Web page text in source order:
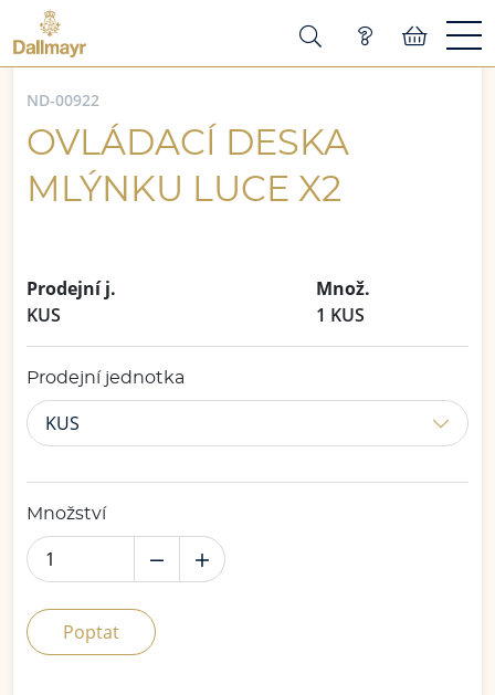
ND-00922
OVLÁDACÍ DESKA
MLÝNKU LUCE X2
Prodejní j.
Množ.
KUS
1 KUS
Prodejní jednotka
KUS
Množství
Poptat